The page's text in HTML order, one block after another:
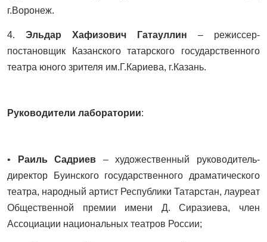
г.Воронеж.
4. Эльдар Хафизович Гатауллин – режиссер-
постановщик Казанского татарского государственного
театра юного зрителя им.Г.Кариева, г.Казань.
Руководители лаборатории:
• Раиль Садриев – художественный руководитель-
директор Буинского государственного драматического
театра, народный артист Республики Татарстан, лауреат
Общественной премии имени Д. Сиразиева, член
Ассоциации национальных театров России;